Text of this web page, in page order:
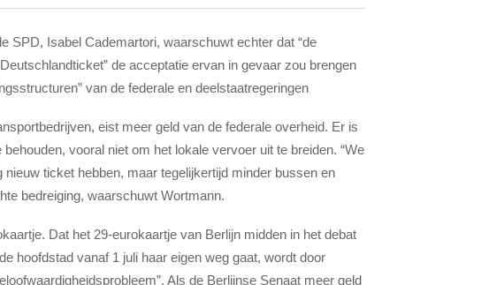
SPD, Isabel Cademartori, waarschuwt echter dat “de
de acceptatie ervan in gevaar zou brengen
van de federale en deelstaatregeringen
eist meer geld van de federale overheid. Er is
vooral niet om het lokale vervoer uit te breiden. “We
ticket hebben, maar tegelijkertijd minder bussen en
bedreiging, waarschuwt Wortmann.
Dat het 29-eurokaartje van Berlijn midden in het debat
hoofdstad vanaf 1 juli haar eigen weg gaat, wordt door
Als de Berlijnse Senaat meer geld